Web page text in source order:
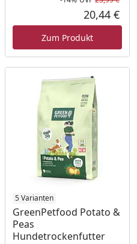
20,44 €
Zum Produkt
5 Varianten
GreenPetfood Potato &
Peas
Hundetrockenfutter
Produkt am Lager